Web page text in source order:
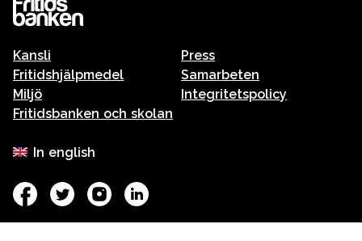
Kansli
Press
Fritidshjälpmedel
Samarbeten
Miljö
Integritetspolicy
Fritidsbanken och skolan
In english